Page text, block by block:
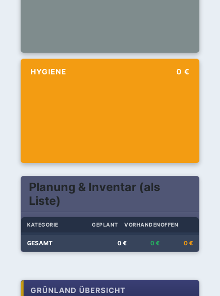
HYGIENE 0 €
Planung & Inventar (als
Liste)
KATEGORIE GEPLANT VORHANDENOFFEN
GESAMT 0 € 0 € 0 €
GRÜNLAND ÜBERSICHT